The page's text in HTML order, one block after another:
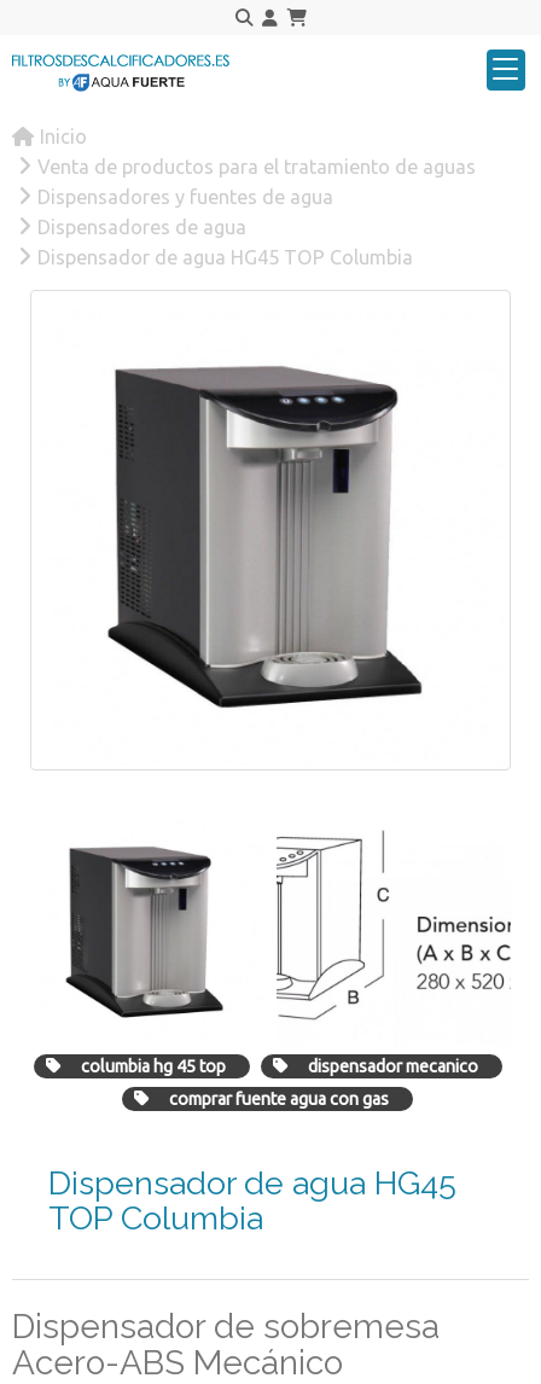
Inicio
Venta de productos para el tratamiento de aguas
Dispensadores y fuentes de agua
Dispensadores de agua
Dispensador de agua HG45 TOP Columbia
columbia hg 45 top
dispensador mecanico
comprar fuente agua con gas
Dispensador de agua HG45
TOP Columbia
Dispensador de sobremesa
Acero-ABS Mecánico